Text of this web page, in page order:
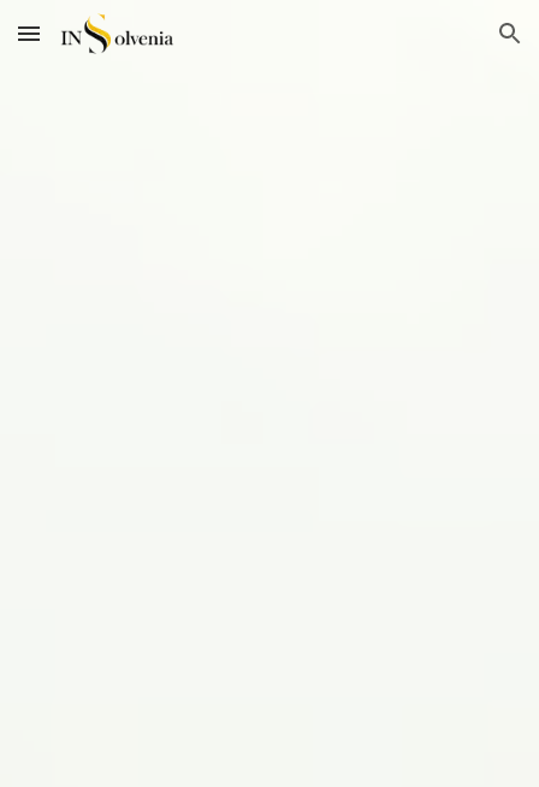
Skip to main content Skip to navigation